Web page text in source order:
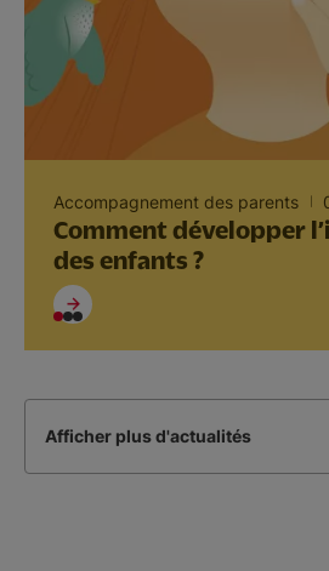
Accompagnement des parents
Comment développer
des enfants ?
Afficher plus d'actualités